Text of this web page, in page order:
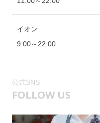
イオン
9:00～22:00
公式SNS
FOLLOW US